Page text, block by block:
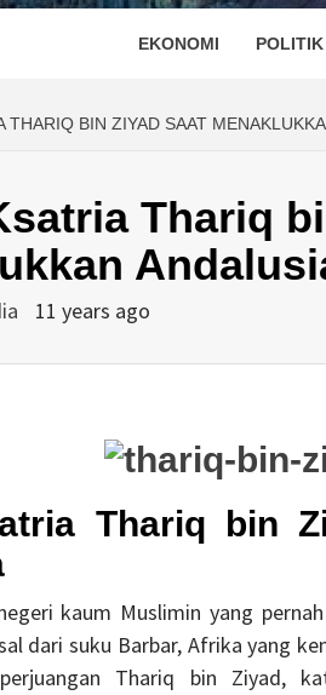
EKONOMI POLITIK
THARIQ BIN ZIYAD SAAT
Thariq
11 years ago
Thariq bin
kaum Muslimin yang
dari suku Barbar, Afrika yang
Thariq bin Ziyad,